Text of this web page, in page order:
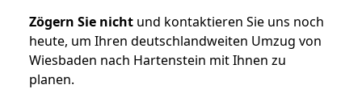
Zögern Sie nicht und kontaktieren Sie uns noch
heute, um Ihren deutschlandweiten Umzug von
Wiesbaden nach Hartenstein mit Ihnen zu
planen.